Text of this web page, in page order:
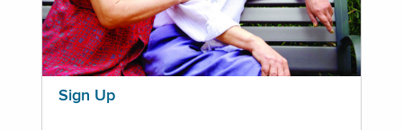
Sign Up